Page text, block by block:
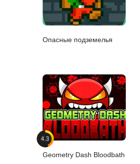
Опасные подземелья
4.3
Geometry Dash Bloodbath